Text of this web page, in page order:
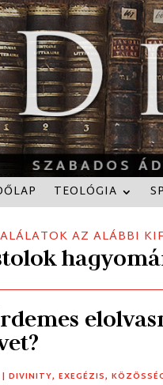
TEOLÓGIA
AZ ALÁBBI
|DIVINITY,EXEGÉZIS,